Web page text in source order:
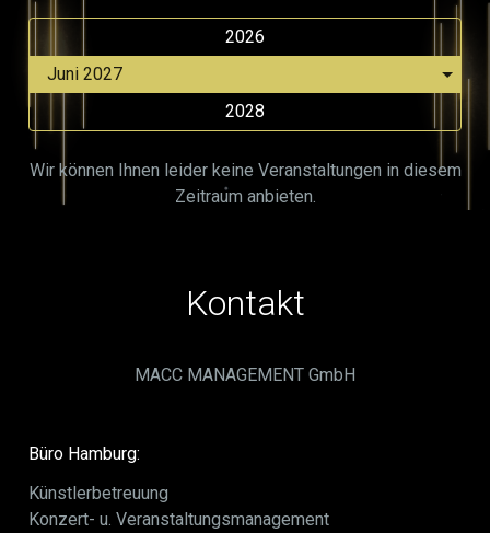
2026
2028
Wir können Ihnen leider keine Veranstaltungen in diesem
Zeitraum anbieten.
Kontakt
MACC MANAGEMENT GmbH
Büro Hamburg:
Künstlerbetreuung
Konzert- u. Veranstaltungsmanagement